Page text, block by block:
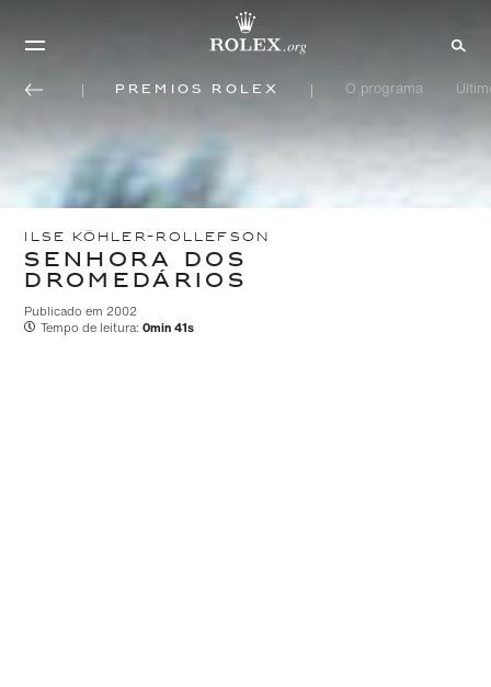
Prêmios Rolex O programa
ILSE KÖHLER-ROLLEFSON
SENHORA DOS
DROMEDÁRIOS
Publicado em 2002
Tempo de leitura: 0min 41s